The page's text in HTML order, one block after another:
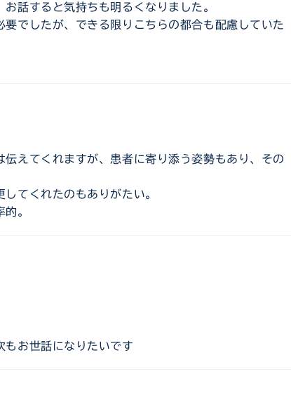
話すると気持ちも明るくなりました。
でしたが、できる限りこちらの都合も配慮していた
えてくれますが、患者に寄り添う姿勢もあり、その
てくれたのもありがたい。
。
もお世話になりたいです